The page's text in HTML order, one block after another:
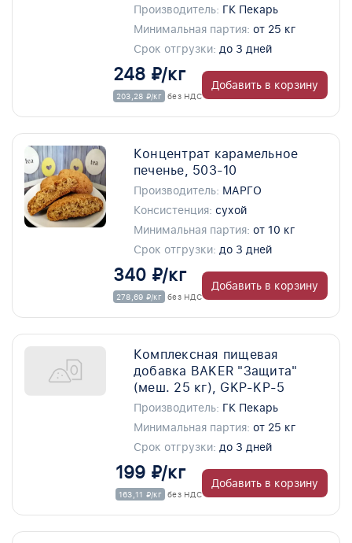
Производитель: ГК Пекарь
Минимальная партия: от 25 кг
Срок отгрузки: до 3 дней
248 ₽/кг
203,28 ₽/кг без НДС
Добавить в корзину
Концентрат карамельное
печенье, 503-10
Производитель: МАРГО
Консистенция: сухой
Минимальная партия: от 10 кг
Срок отгрузки: до 3 дней
340 ₽/кг
278,69 ₽/кг без НДС
Добавить в корзину
Комплексная пищевая
добавка BAKER "Защита"
(меш. 25 кг), GKP-KP-5
Производитель: ГК Пекарь
Минимальная партия: от 25 кг
Срок отгрузки: до 3 дней
199 ₽/кг
163,11 ₽/кг без НДС
Добавить в корзину